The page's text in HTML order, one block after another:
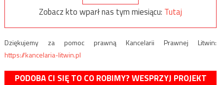
Zobacz kto wparł nas tym miesiącu: Tutaj
Dziękujemy za pomoc prawną Kancelarii Prawnej Litwin:
https://kancelaria-litwin.pl
PODOBA CI SIĘ TO CO ROBIMY? WESPRZYJ PROJEKT